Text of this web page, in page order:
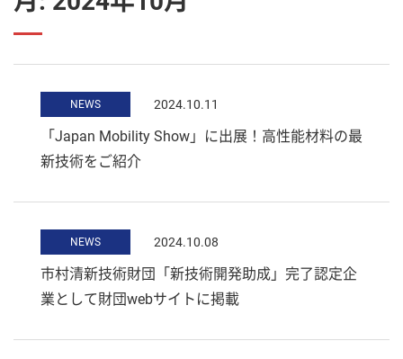
NEWS 2024.10.11
「Japan Mobility Show」に出展！高性能材料の最
新技術をご紹介
NEWS 2024.10.08
市村清新技術財団「新技術開発助成」完了認定企
業として財団webサイトに掲載